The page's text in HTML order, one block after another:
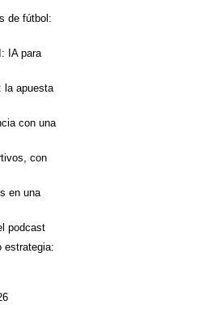
de fútbol:
IA para
la apuesta
con una
con
en una
podcast
estrategia: